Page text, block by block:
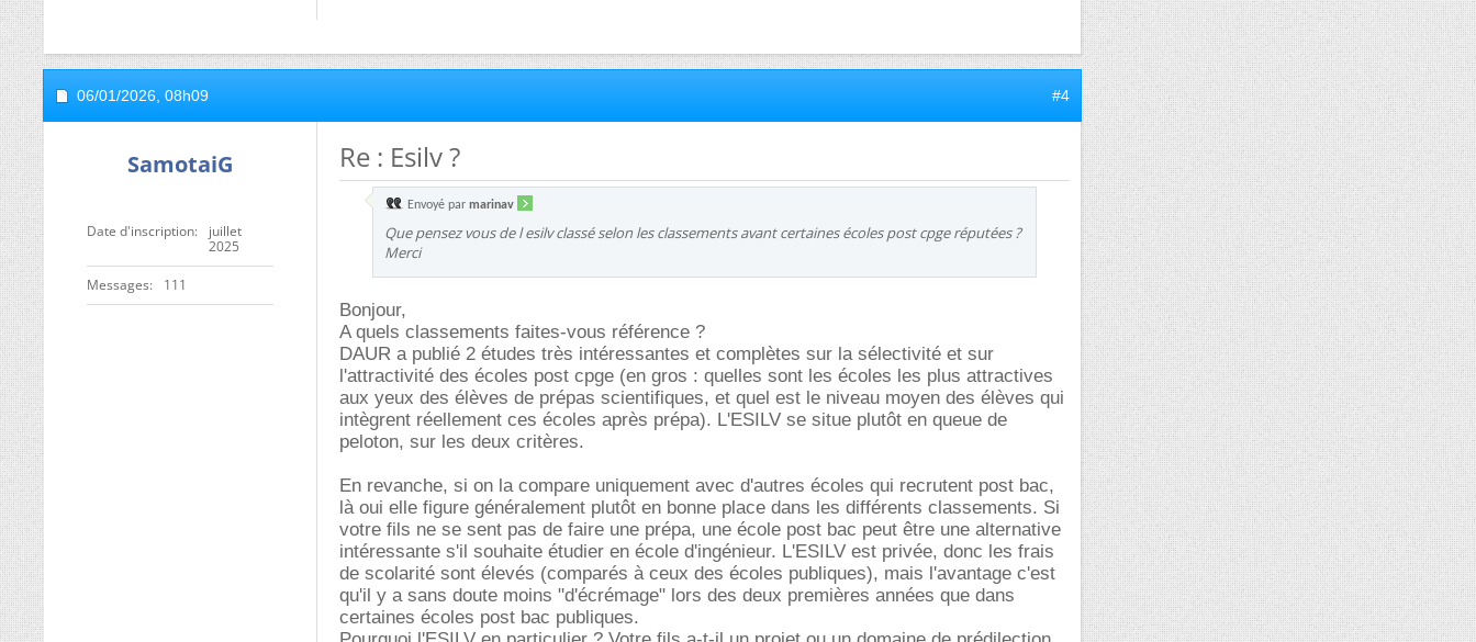
06/01/2026, 08h09 #4
SamotaiG
Date d'inscription
juillet
2025
Messages 111
Re : Esilv ?
Envoyé par marinav
Que pensez vous de l esilv classé selon les classements avant certaines écoles post cpge réputées ?
Merci
Bonjour,
A quels classements faites-vous référence ?
DAUR a publié 2 études très intéressantes et complètes sur la sélectivité et sur
l'attractivité des écoles post cpge (en gros : quelles sont les écoles les plus attractives
aux yeux des élèves de prépas scientifiques, et quel est le niveau moyen des élèves qui
intègrent réellement ces écoles après prépa). L'ESILV se situe plutôt en queue de
peloton, sur les deux critères.
En revanche, si on la compare uniquement avec d'autres écoles qui recrutent post bac,
là oui elle figure généralement plutôt en bonne place dans les différents classements. Si
votre fils ne se sent pas de faire une prépa, une école post bac peut être une alternative
intéressante s'il souhaite étudier en école d'ingénieur. L'ESILV est privée, donc les frais
de scolarité sont élevés (comparés à ceux des écoles publiques), mais l'avantage c'est
qu'il y a sans doute moins "d'écrémage" lors des deux premières années que dans
certaines écoles post bac publiques.